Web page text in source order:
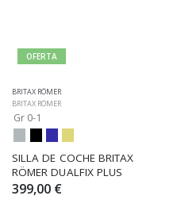
OFERTA
BRITAX RÖMER
BRITAX RÖMER
Gr 0-1
SILLA DE COCHE BRITAX
RÖMER DUALFIX PLUS
399,00 €